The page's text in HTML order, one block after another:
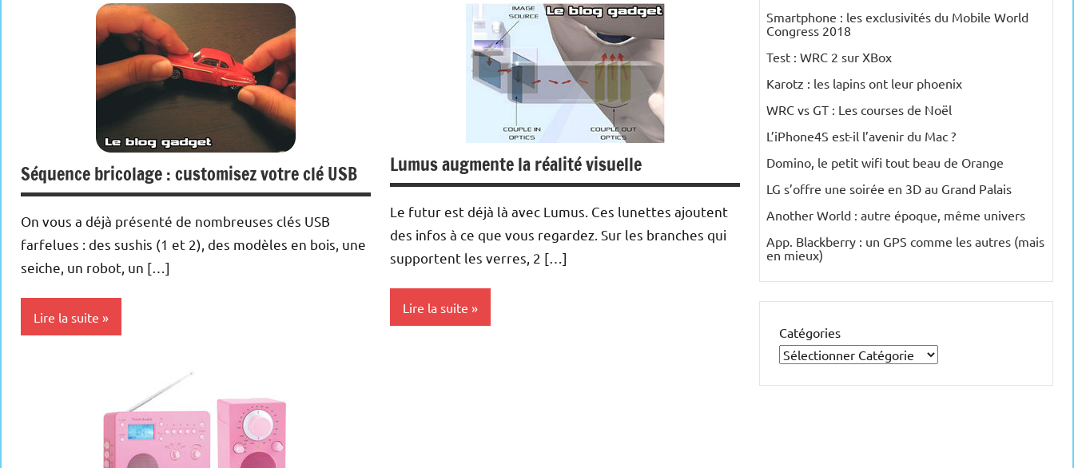
Séquence bricolage : customisez votre clé USB
On vous a déjà présenté de nombreuses clés USB
farfelues : des sushis (1 et 2), des modèles en bois, une
seiche, un robot, un […]
Lire la suite
Lumus augmente la réalité visuelle
Le futur est déjà là avec Lumus. Ces lunettes ajoutent
des infos à ce que vous regardez. Sur les branches qui
supportent les verres, 2 […]
Lire la suite
Smartphone : les exclusivités du Mobile World
Congress 2018
Test : WRC 2 sur XBox
Karotz : les lapins ont leur phoenix
WRC vs GT : Les courses de Noël
L’iPhone4S est-il l’avenir du Mac ?
Domino, le petit wifi tout beau de Orange
LG s’offre une soirée en 3D au Grand Palais
Another World : autre époque, même univers
App. Blackberry : un GPS comme les autres (mais
en mieux)
Catégories